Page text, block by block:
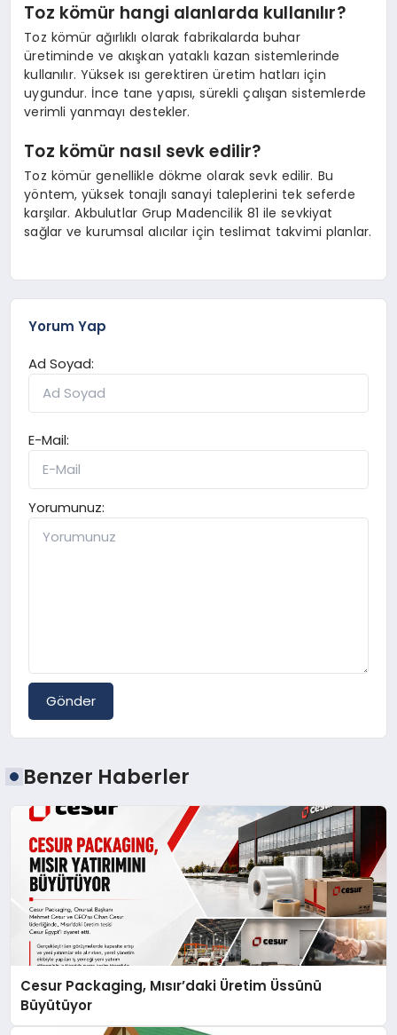
Toz kömür hangi alanlarda kullanılır?
Toz kömür ağırlıklı olarak fabrikalarda buhar
üretiminde ve akışkan yataklı kazan sistemlerinde
kullanılır. Yüksek ısı gerektiren üretim hatları için
uygundur. İnce tane yapısı, sürekli çalışan sistemlerde
verimli yanmayı destekler.
Toz kömür nasıl sevk edilir?
Toz kömür genellikle dökme olarak sevk edilir. Bu
yöntem, yüksek tonajlı sanayi taleplerini tek seferde
karşılar. Akbulutlar Grup Madencilik 81 ile sevkiyat
sağlar ve kurumsal alıcılar için teslimat takvimi planlar.
Yorum Yap
Ad Soyad:
E-Mail:
Yorumunuz:
Gönder
Benzer Haberler
Cesur Packaging, Mısır’daki Üretim Üssünü
Büyütüyor